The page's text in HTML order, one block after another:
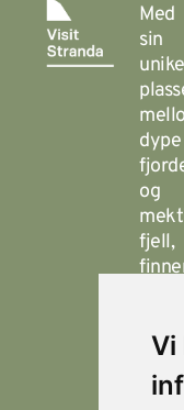
Vi
Med
sin
unike
dype
og
fjell,
- en
som